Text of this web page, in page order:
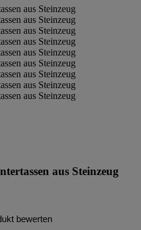
aus Steinzeug
bewerten